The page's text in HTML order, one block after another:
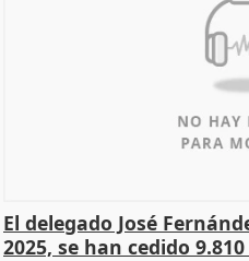
El delegado José
2025, se han cedido